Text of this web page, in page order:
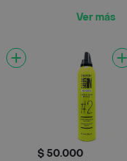
Ver más
$ 50.000